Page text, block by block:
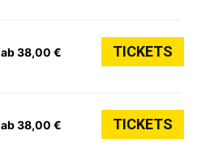
ab 38,00 € TICKETS
ab 38,00 € TICKETS